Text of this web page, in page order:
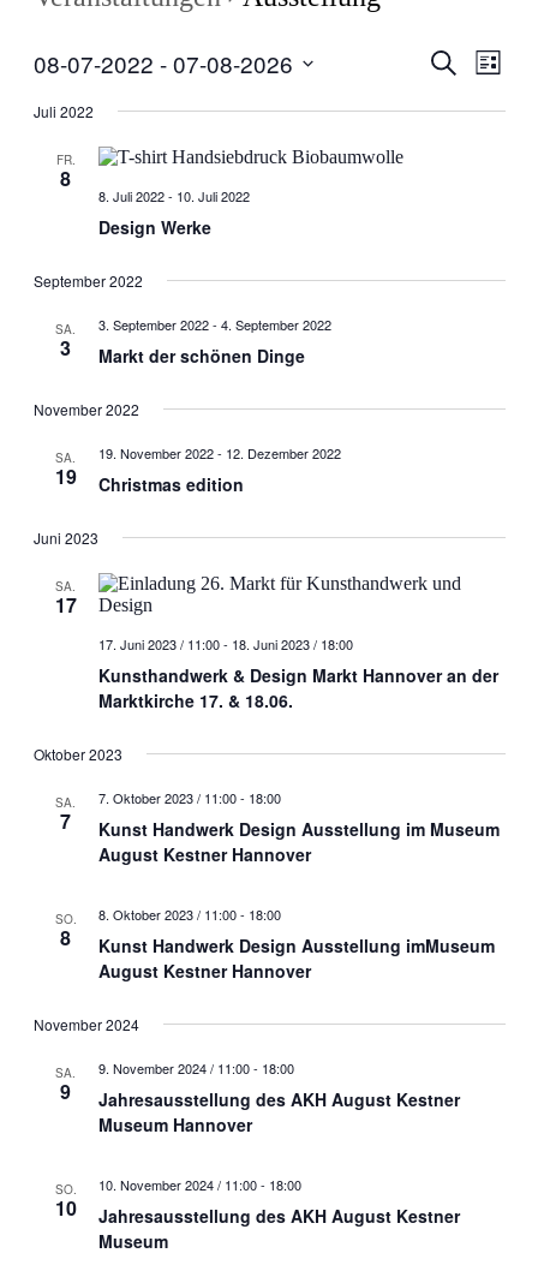
Suche
Liste
08-07-2022 - 07-08-2026
wählen.
Juli 2022
FR.
8
8. Juli 2022- 10. Juli 2022
Design Werke
September 2022
SA.
3
3. September 2022- 4. September 2022
Markt der schönen Dinge
November 2022
SA.
19
19. November 2022- 12. Dezember 2022
Christmas edition
Juni 2023
SA.
17
17. Juni 2023 / 11:00- 18. Juni 2023 / 18:00
Kunsthandwerk & Design Markt Hannover an der
Marktkirche 17. & 18.06.
Oktober 2023
SA.
7
7. Oktober 2023 / 11:00- 18:00
Kunst Handwerk Design Ausstellung im Museum
August Kestner Hannover
SO.
8
8. Oktober 2023 / 11:00- 18:00
Kunst Handwerk Design Ausstellung imMuseum
August Kestner Hannover
November 2024
SA.
9
9. November 2024 / 11:00- 18:00
Jahresausstellung des AKH August Kestner
Museum Hannover
SO.
10
10. November 2024 / 11:00- 18:00
Jahresausstellung des AKH August Kestner
Museum